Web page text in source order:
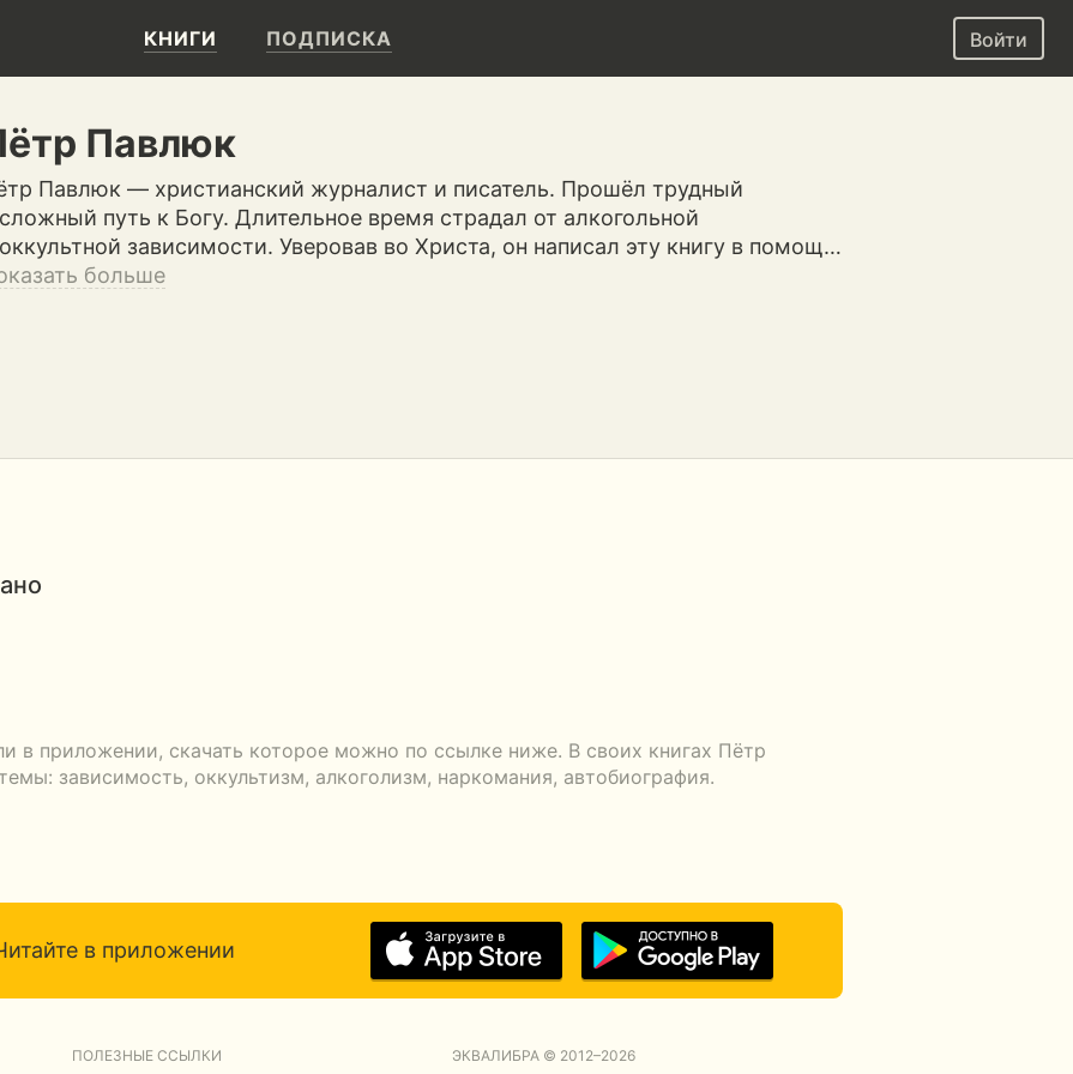
КНИГИ ПОДПИСКА Войти
Павлюк
Павлюк — христианский журналист и писатель. Прошёл трудный
путь к Богу. Длительное время страдал от алкогольной
зависимости. Уверовав во Христа, он написал эту книгу в помощ…
больше
в приложении, скачать которое можно по ссылке ниже. В своих книгах Пётр
зависимость, оккультизм, алкоголизм, наркомания, автобиография.
в приложении
ПОЛЕЗНЫЕ ССЫЛКИ ЭКВАЛИБРА © 2012–2026